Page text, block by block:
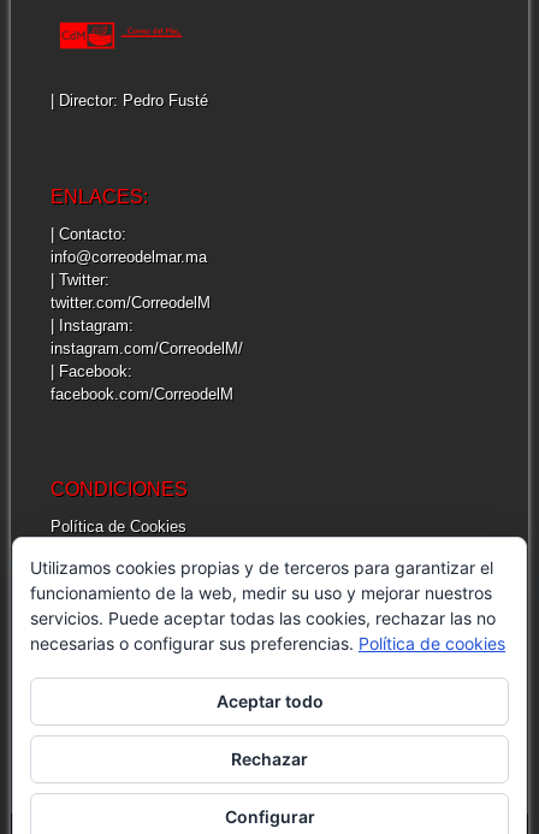
| Director: Pedro Fusté
ENLACES:
| Contacto:
info@correodelmar.ma
| Twitter:
twitter.com/CorreodelM
| Instagram:
instagram.com/CorreodelM/
| Facebook:
facebook.com/CorreodelM
CONDICIONES
Política de Cookies
Cuestiones legales de interés
INFORMACIÓN GENERAL
| Correo del Mar
| Dirección: Av. Moulay Rachid, 22 – 1. 93215
Martil, Morocco
| E-mail: info@correodelmar.ma
Utilizamos cookies propias y de terceros para garantizar el
funcionamiento de la web, medir su uso y mejorar nuestros
servicios. Puede aceptar todas las cookies, rechazar las no
necesarias o configurar sus preferencias. Política de cookies
Aceptar todo
Rechazar
Configurar